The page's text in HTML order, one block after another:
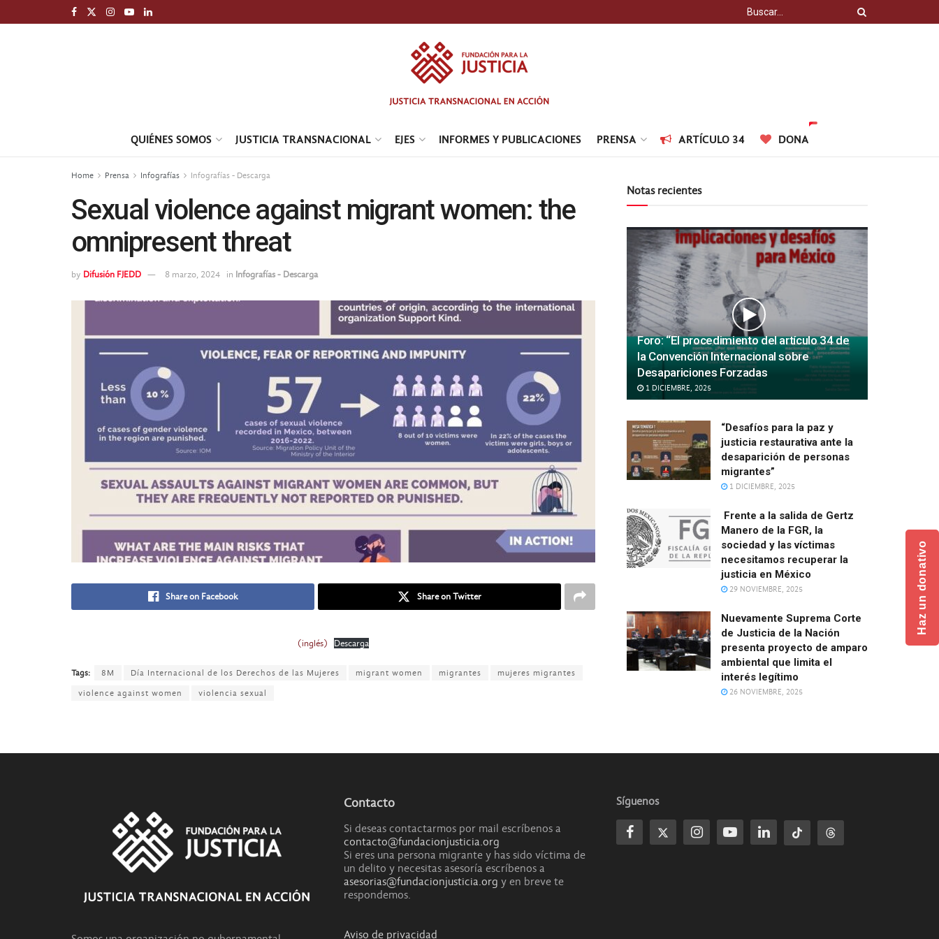
QUIÉNES SOMOS JUSTICIA TRANSNACIONAL EJES INFORMES Y PUBLICACIONES PRENSA ARTÍCULO 34 DONA
Home Prensa Infografías Infografías - Descarga
Sexual violence against migrant women: the
omnipresent threat
by Difusión FJEDD 8 marzo, 2024 in Infografías - Descarga
Share on Facebook Share on Twitter
(inglés) Descarga
Tags: 8M Día Internacional de los Derechos de las Mujeres migrant women migrantes mujeres migrantes
violence against women violencia sexual
Notas recientes
Foro: “El procedimiento del artículo 34 de
la Convención Internacional sobre
Desapariciones Forzadas
1 DICIEMBRE, 2025
“Desafíos para la paz y
justicia restaurativa ante la
desaparición de personas
migrantes”
1 DICIEMBRE, 2025
Frente a la salida de Gertz
Manero de la FGR, la
sociedad y las víctimas
necesitamos recuperar la
justicia en México
29 NOVIEMBRE, 2025
Nuevamente Suprema Corte
de Justicia de la Nación
presenta proyecto de amparo
ambiental que limita el
interés legítimo
26 NOVIEMBRE, 2025
Contacto
Si deseas contactarmos por mail escríbenos a
contacto@fundacionjusticia.org
Si eres una persona migrante y has sido víctima de
un delito y necesitas asesoría escríbenos a
asesorias@fundacionjusticia.org y en breve te
respondemos.
Aviso de privacidad
Síguenos
Haz un donativo